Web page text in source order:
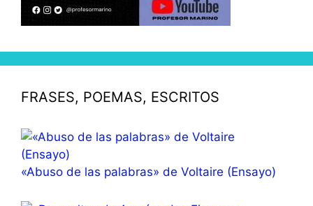
FRASES, POEMAS, ESCRITOS
«Abuso de las palabras» de Voltaire (Ensayo)